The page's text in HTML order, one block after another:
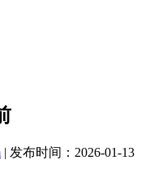
| 发布时间：2026-01-13